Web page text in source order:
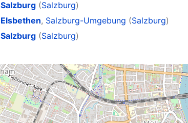
Salzburg (Salzburg)
Elsbethen, Salzburg-Umgebung (Salzburg)
Salzburg (Salzburg)